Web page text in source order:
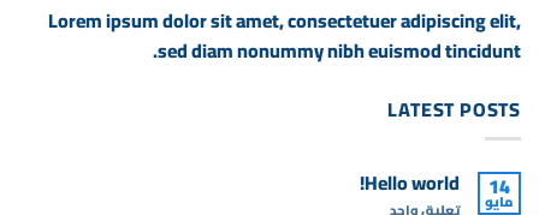
Lorem ipsum dolor sit amet, consectetuer adipiscing elit,
sed diam nonummy nibh euismod tincidunt.
LATEST POSTS
14
مايو
Hello world!
على